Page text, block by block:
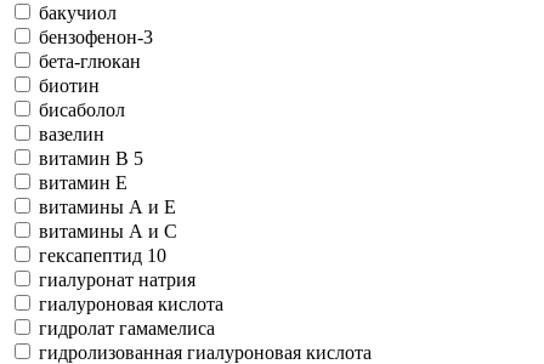
бакучиол
бензофeнон-3
бета-глюкан
биотин
бисаболол
вазелин
витамин В 5
витамин Е
витамины А и Е
витамины А и С
гексапептид 10
гиалуронат натрия
гиалуроновая кислота
гидролат гамамелиса
гидролизованная гиалуроновая кислота